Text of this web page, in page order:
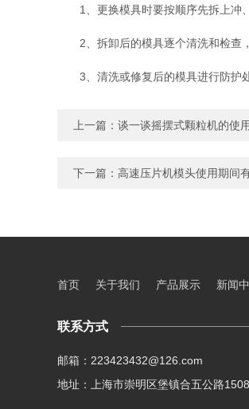
1、更换模具时要按顺序先拆上冲、
2、拆卸后的模具逐个清洗和检查，
3、清洗或修复后的模具进行防护处
上一篇： 谈一谈摇摆式颗粒机的使
下一篇： 高速压片机模头使用期间
首页 关于我们 产品展示 新闻
联系方式
邮箱：223423432@126.com
地址：上海市崇明区堡镇合五公路